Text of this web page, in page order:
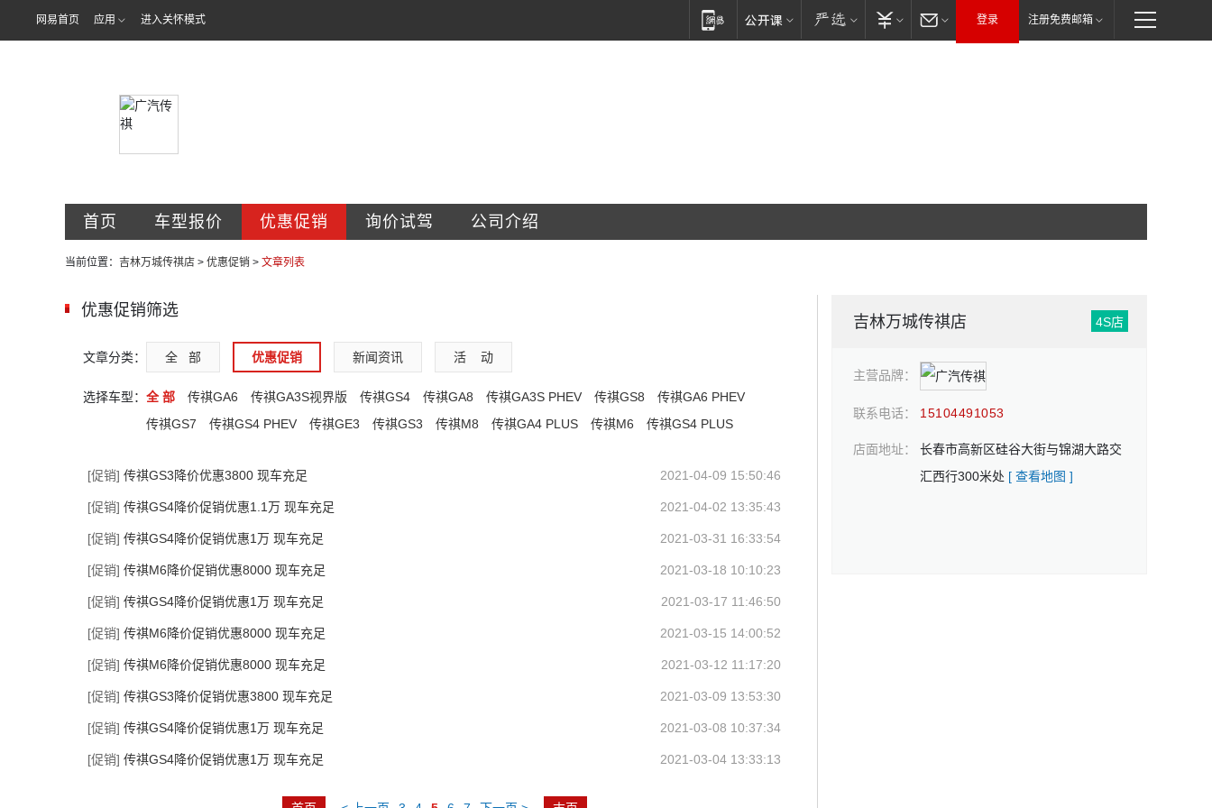
网易首页 应用 进入关怀模式 登录 注册免费邮箱
首页 车型报价 优惠促销 询价试驾 公司介绍
当前位置： 吉林万城传祺店 > 优惠促销 > 文章列表
优惠促销筛选
文章分类： 全   部 优惠促销 新闻资讯 活    动
选择车型： 全 部 传祺GA6 传祺GA3S视界版 传祺GS4 传祺GA8 传祺GA3S PHEV 传祺GS8
传祺GA6 PHEV
传祺GS7
传祺GS4 PHEV 传祺GE3 传祺GS3 传祺M8 传祺GA4 PLUS 传祺M6 传祺GS4 PLUS
2021-04-09 15:50:46
[促销] 传祺GS3降价优惠3800 现车充足
2021-04-02 13:35:43
[促销] 传祺GS4降价促销优惠1.1万 现车充足
2021-03-31 16:33:54
[促销] 传祺GS4降价促销优惠1万 现车充足
2021-03-18 10:10:23
[促销] 传祺M6降价促销优惠8000 现车充足
2021-03-17 11:46:50
[促销] 传祺GS4降价促销优惠1万 现车充足
2021-03-15 14:00:52
[促销] 传祺M6降价促销优惠8000 现车充足
2021-03-12 11:17:20
[促销] 传祺M6降价促销优惠8000 现车充足
2021-03-09 13:53:30
[促销] 传祺GS3降价促销优惠3800 现车充足
2021-03-08 10:37:34
[促销] 传祺GS4降价促销优惠1万 现车充足
2021-03-04 13:33:13
[促销] 传祺GS4降价促销优惠1万 现车充足
吉林万城传祺店 4S店
主营品牌：
联系电话： 15104491053
店面地址：
长春市高新区硅谷大街与锦湖大路交
汇西行300米处 [ 查看地图 ]